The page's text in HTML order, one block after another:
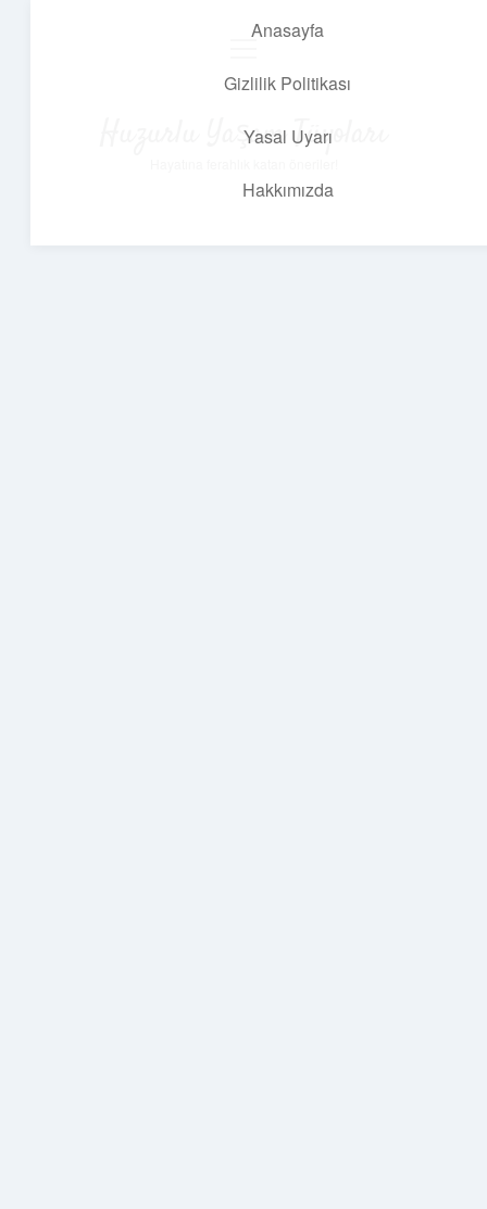
Anasayfa
Gizlilik Politikası
Yasal Uyarı
Hakkımızda
Huzurlu Yaşam Tüyoları